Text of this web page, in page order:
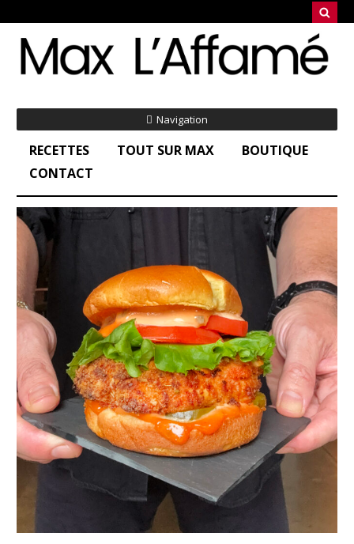
Navigation
RECETTES TOUT SUR MAX
BOUTIQUE
CONTACT